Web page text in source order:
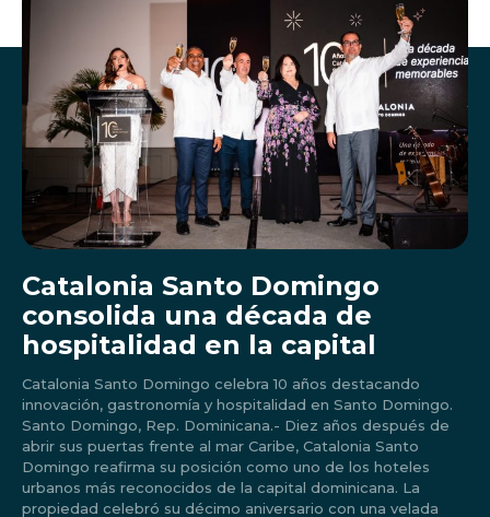
Catalonia Santo Domingo
consolida una década de
hospitalidad en la capital
Catalonia Santo Domingo celebra 10 años destacando
innovación, gastronomía y hospitalidad en Santo Domingo.
Santo Domingo, Rep. Dominicana.- Diez años después de
abrir sus puertas frente al mar Caribe, Catalonia Santo
Domingo reafirma su posición como uno de los hoteles
urbanos más reconocidos de la capital dominicana. La
propiedad celebró su décimo aniversario con una velada